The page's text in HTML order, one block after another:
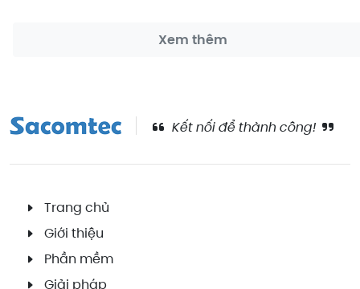
Xem thêm
Kết nối để thành công!
Trang chủ
Giới thiệu
Phần mềm
Giải pháp